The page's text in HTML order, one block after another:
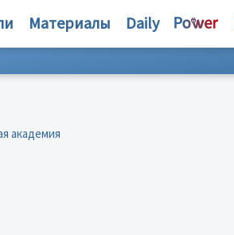
Материалы Daily
академия